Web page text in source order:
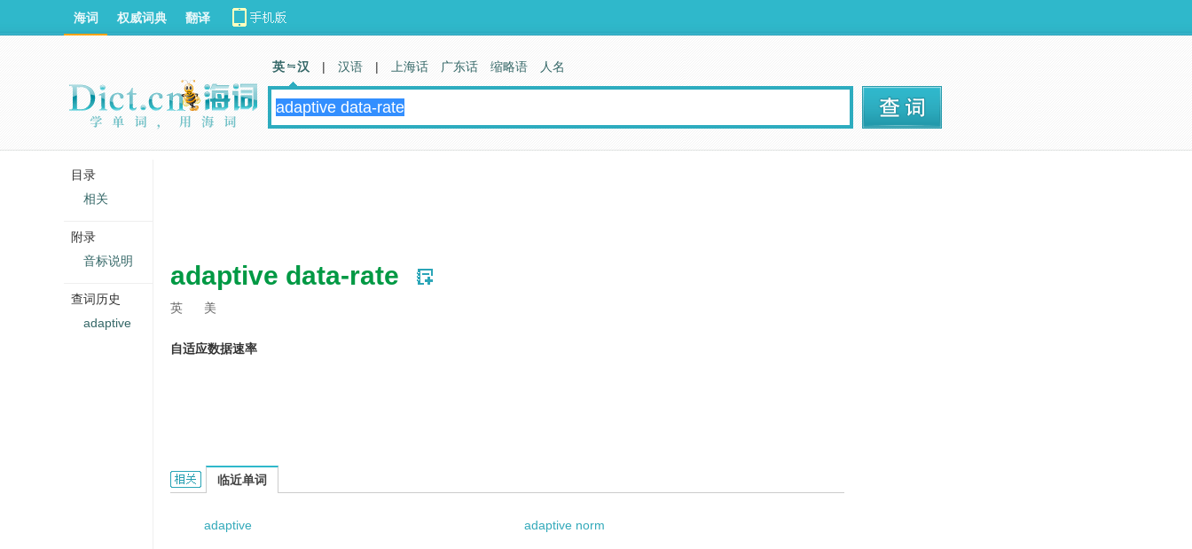
adaptive data-rate
英 美
自适应数据速率
adaptive data-rate的相关资料：
临近单词
adaptive adaptive norm
海词 权威词典 翻译
英 汉 | 汉语 | 上海话 广东话 缩略语 人名
目录
相关
附录
音标说明
查词历史
adaptive